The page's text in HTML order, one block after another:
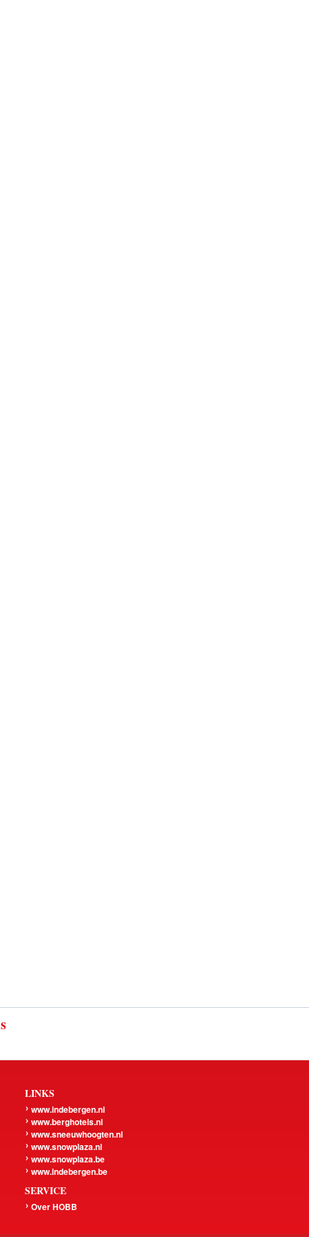
LINKS
www.indebergen.nl
www.berghotels.nl
www.sneeuwhoogten.nl
www.snowplaza.nl
www.snowplaza.be
www.indebergen.be
SERVICE
Over HOBB